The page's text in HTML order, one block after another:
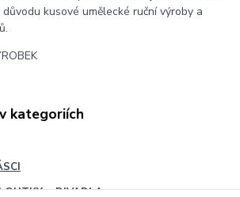
kusové umělecké ruční výroby a
kategoriích
a DIVADLA